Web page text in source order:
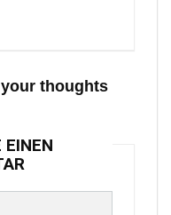
thoughts
EINEN